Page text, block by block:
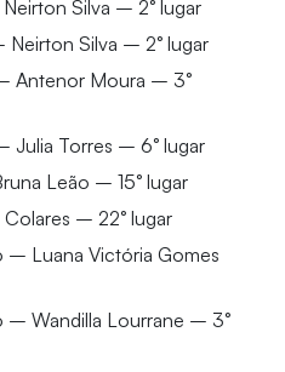
Silva – 2° lugar
Silva – 2° lugar
Antenor Moura – 3°
Torres – 6° lugar
Leão – 15° lugar
– 22° lugar
– Luana Victória Gomes
– Wandilla Lourrane – 3°